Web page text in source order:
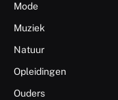
Mode
Muziek
Natuur
Opleidingen
Ouders